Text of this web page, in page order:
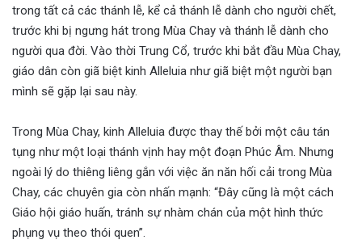
trong tất cả các thánh lễ, kể cả thánh lễ dành cho người chết,
trước khi bị ngưng hát trong Mùa Chay và thánh lễ dành cho
người qua đời. Vào thời Trung Cổ, trước khi bắt đầu Mùa Chay,
giáo dân còn giã biệt kinh Alleluia như giã biệt một người bạn
mình sẽ gặp lại sau này.
Trong Mùa Chay, kinh Alleluia được thay thế bởi một câu tán
tụng như một loại thánh vịnh hay một đoạn Phúc Âm. Nhưng
ngoài lý do thiêng liêng gắn với việc ăn năn hối cải trong Mùa
Chay, các chuyên gia còn nhấn mạnh: “Đây cũng là một cách
Giáo hội giáo huấn, tránh sự nhàm chán của một hình thức
phụng vụ theo thói quen”.